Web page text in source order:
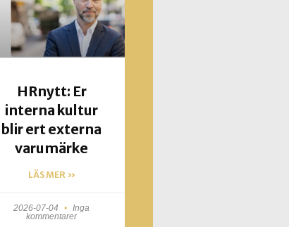
HRnytt: Er
interna kultur
blir ert externa
varumärke
LÄS MER »
2026-07-04
Inga
kommentarer